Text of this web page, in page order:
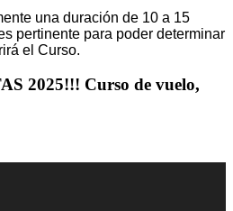
una duración de 10 a 15
pertinente para poder determinar
el Curso.
2025!!! Curso de vuelo,